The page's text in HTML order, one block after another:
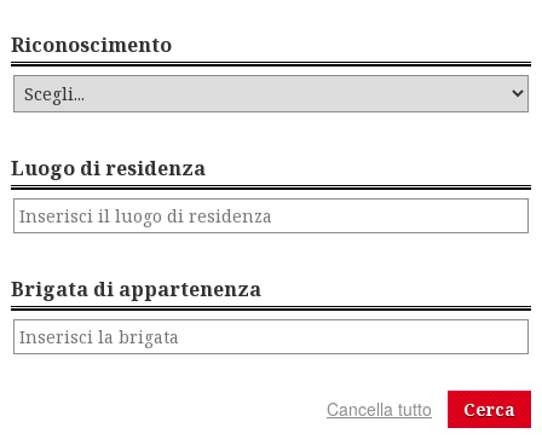
Riconoscimento
Luogo di residenza
Brigata di appartenenza
Cerca